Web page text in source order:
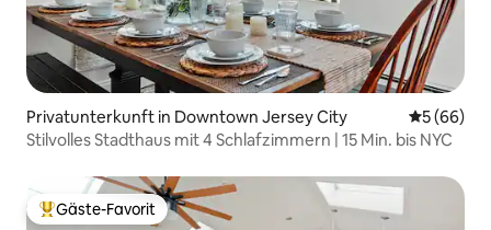
Privatunterkunft in Downtown Jersey City
5 (66)
Stilvolles Stadthaus mit 4 Schlafzimmern | 15 Min. bis NYC
Beliebter Gäste-Favorit.
Gäste-Favorit